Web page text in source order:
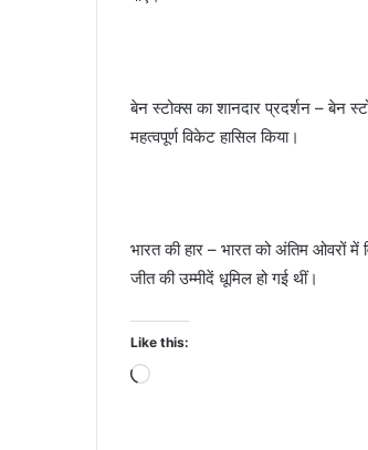
बेन स्टोक्स का शानदार प्रदर्शन – बेन
महत्वपूर्ण विकेट हासिल किया।
भारत की हार – भारत को अंतिम ओवरों
जीत की उम्मीदें धूमिल हो गई थीं।
Like this:
Loading…